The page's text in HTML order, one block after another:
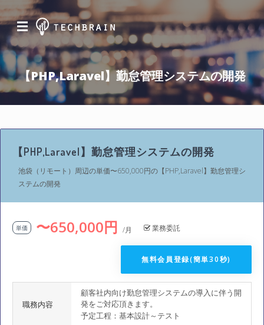
☰
【PHP,Laravel】勤怠管理システムの開発
【PHP,Laravel】勤怠管理システムの開発
池袋（リモート）周辺の単価〜650,000円の【PHP,Laravel】勤怠管理シ
ステムの開発
単価 〜650,000円 /月 業務委託
無料会員登録(簡単30秒)
職務内容
顧客社内向け勤怠管理システムの導入に伴う開
発をご対応頂きます。
予定工程：基本設計～テスト